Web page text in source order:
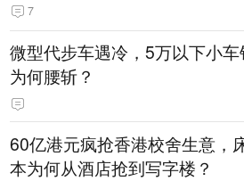
7
微型代步车遇冷，5万以下小车
为何腰斩？
60亿港元疯抢香港校舍生意，
本为何从酒店抢到写字楼？